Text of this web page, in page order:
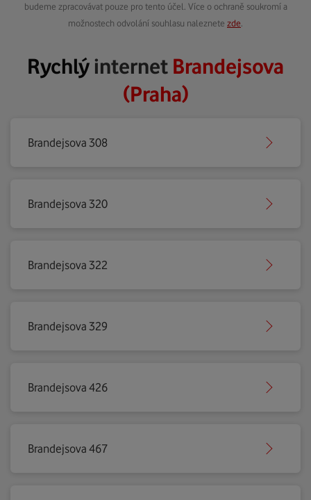
budeme zpracovávat pouze pro tento účel. Více o ochraně soukromí a
možnostech odvolání souhlasu naleznete zde
Rychlýinternet Brandejsova
(Praha)
Brandejsova 308
Brandejsova 320
Brandejsova 322
Brandejsova 329
Brandejsova 426
Brandejsova 467